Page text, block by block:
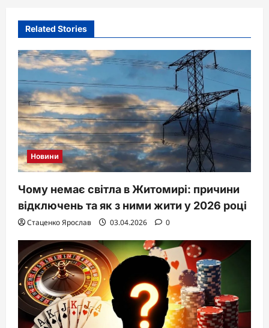
Related Stories
Новини
Чому немає світла в Житомирі: причини
відключень та як з ними жити у 2026 році
Стаценко Ярослав 03.04.2026 0